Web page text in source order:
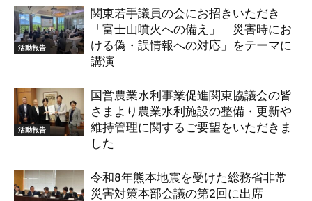
活動報告
関東若手議員の会にお招きいただき
「富士山噴火への備え」「災害時にお
ける偽・誤情報への対応」をテーマに
講演
活動報告
国営農業水利事業促進関東協議会の皆
さまより農業水利施設の整備・更新や
維持管理に関するご要望をいただきま
した
令和8年熊本地震を受けた総務省非常
災害対策本部会議の第2回に出席